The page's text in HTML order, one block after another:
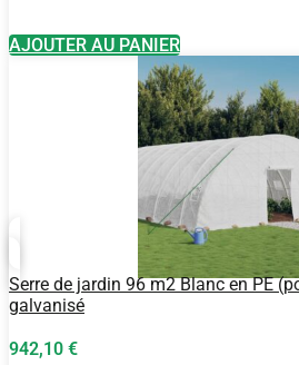
AJOUTER AU PANIER
Serre de jardin 96 m2 Blanc en PE
galvanisé
942,10 €